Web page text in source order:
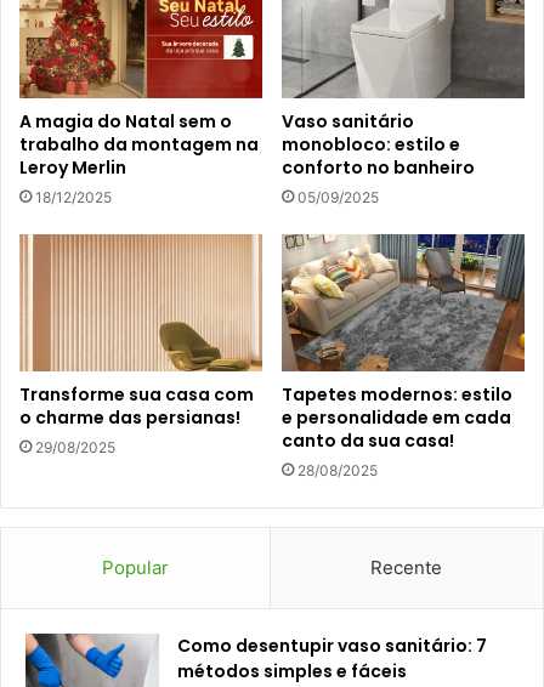
A magia do Natal sem o
trabalho da montagem na
Leroy Merlin
18/12/2025
Vaso sanitário
monobloco: estilo e
conforto no banheiro
05/09/2025
Transforme sua casa com
o charme das persianas!
29/08/2025
Tapetes modernos: estilo
e personalidade em cada
canto da sua casa!
28/08/2025
Popular Recente
Como desentupir vaso sanitário: 7
métodos simples e fáceis